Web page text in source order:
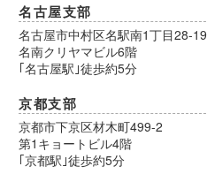
名古屋支部
名古屋市中村区名駅南1丁目28-19
名南クリヤマビル6階
｢名古屋駅｣徒歩約5分
京都支部
京都市下京区材木町499-2
第1キョートビル4階
｢京都駅｣徒歩約5分